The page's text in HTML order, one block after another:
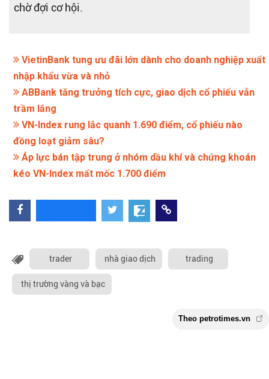
chờ đợi cơ hội.
VietinBank tung ưu đãi lớn dành cho doanh nghiệp xuất
nhập khẩu vừa và nhỏ
ABBank tăng trưởng tích cực, giao dịch cổ phiếu vẫn
trầm lắng
VN-Index rung lắc quanh 1.690 điểm, cổ phiếu nào
đồng loạt giảm sâu?
Áp lực bán tập trung ở nhóm dầu khí và chứng khoán
kéo VN-Index mất mốc 1.700 điểm
trader nhà giao dịch trading
thị trường vàng và bạc